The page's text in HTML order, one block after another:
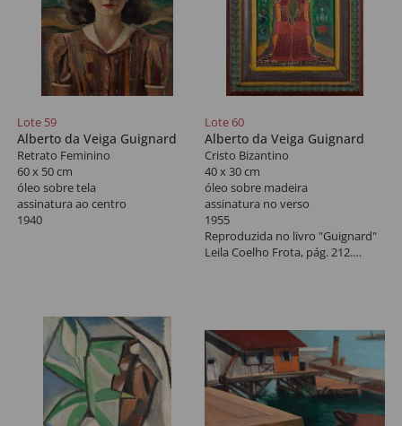
Lote 59
Alberto da Veiga Guignard
Retrato Feminino
60 x 50 cm
óleo sobre tela
assinatura ao centro
1940
Lote 60
Alberto da Veiga Guignard
Cristo Bizantino
40 x 30 cm
óleo sobre madeira
assinatura no verso
1955
Reproduzida no livro "Guignard"
Leila Coelho Frota, pág. 212.
Sul, Aldo Malagoli, 2010,
reproduzido no livro da mostra
na pág. 64. Moldura original
pintada pelo artista.